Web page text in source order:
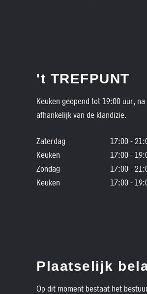
't TREFPUNT
Keuken geopend tot 19:00 uur,
afhankelijk van de klandizie.
Zaterdag
17:00 -
Keuken
17:00 -
Zondag
17:00 -
Keuken
17:00 -
Plaatselijk
Op dit moment bestaat het